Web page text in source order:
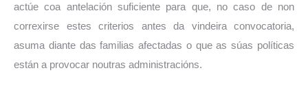
actúe coa antelación suficiente para que, no caso de non
correxirse estes criterios antes da vindeira convocatoria,
asuma diante das familias afectadas o que as súas políticas
están a provocar noutras administracións.